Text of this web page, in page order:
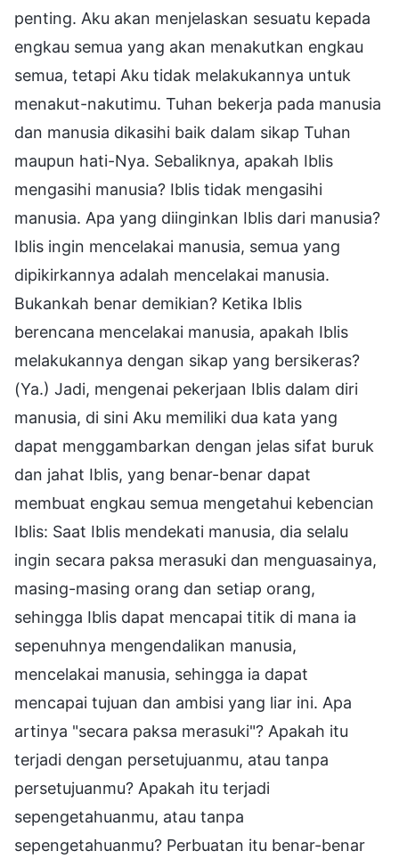
penting. Aku akan menjelaskan sesuatu kepada
engkau semua yang akan menakutkan engkau
semua, tetapi Aku tidak melakukannya untuk
menakut-nakutimu. Tuhan bekerja pada manusia
dan manusia dikasihi baik dalam sikap Tuhan
maupun hati-Nya. Sebaliknya, apakah Iblis
mengasihi manusia? Iblis tidak mengasihi
manusia. Apa yang diinginkan Iblis dari manusia?
Iblis ingin mencelakai manusia, semua yang
dipikirkannya adalah mencelakai manusia.
Bukankah benar demikian? Ketika Iblis
berencana mencelakai manusia, apakah Iblis
melakukannya dengan sikap yang bersikeras?
(Ya.) Jadi, mengenai pekerjaan Iblis dalam diri
manusia, di sini Aku memiliki dua kata yang
dapat menggambarkan dengan jelas sifat buruk
dan jahat Iblis, yang benar-benar dapat
membuat engkau semua mengetahui kebencian
Iblis: Saat Iblis mendekati manusia, dia selalu
ingin secara paksa merasuki dan menguasainya,
masing-masing orang dan setiap orang,
sehingga Iblis dapat mencapai titik di mana ia
sepenuhnya mengendalikan manusia,
mencelakai manusia, sehingga ia dapat
mencapai tujuan dan ambisi yang liar ini. Apa
artinya "secara paksa merasuki"? Apakah itu
terjadi dengan persetujuanmu, atau tanpa
persetujuanmu? Apakah itu terjadi
sepengetahuanmu, atau tanpa
sepengetahuanmu? Perbuatan itu benar-benar